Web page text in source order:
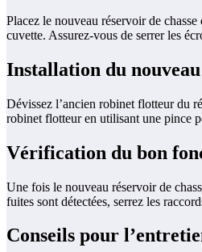
Placez le nouveau réservoir de
cuvette. Assurez-vous de serrer les
Installation du
Dévissez l’ancien robinet flotteur du
robinet flotteur en utilisant une pince
Vérification du bon
Une fois le nouveau réservoir de
fuites sont détectées, serrez les
Conseils pour